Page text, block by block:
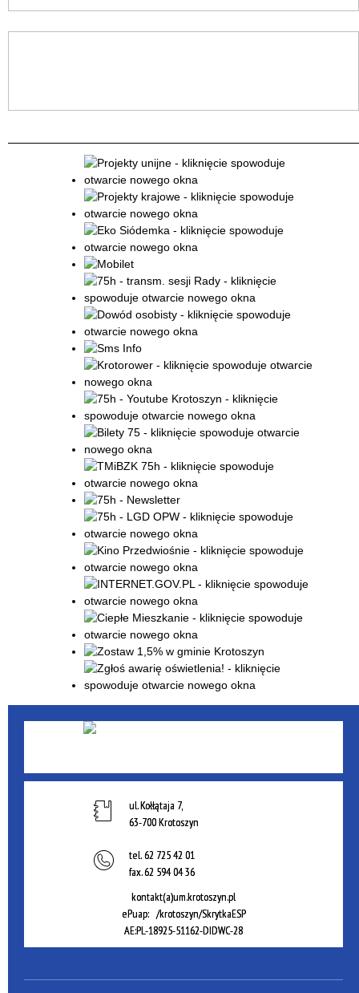
ul. Kołłątaja 7,
63-700 Krotoszyn
tel.62 725 42 01
fax.62 594 04 36
kontakt(a)um.krotoszyn.pl
ePuap: /krotoszyn/SkrytkaESP
AE:PL-18925-51162-DIDWC-28